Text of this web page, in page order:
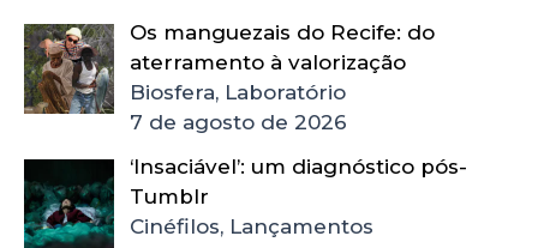
Os manguezais do Recife: do
aterramento à valorização
Biosfera, Laboratório
7 de agosto de 2026
‘Insaciável’: um diagnóstico pós-
Tumblr
Cinéfilos, Lançamentos